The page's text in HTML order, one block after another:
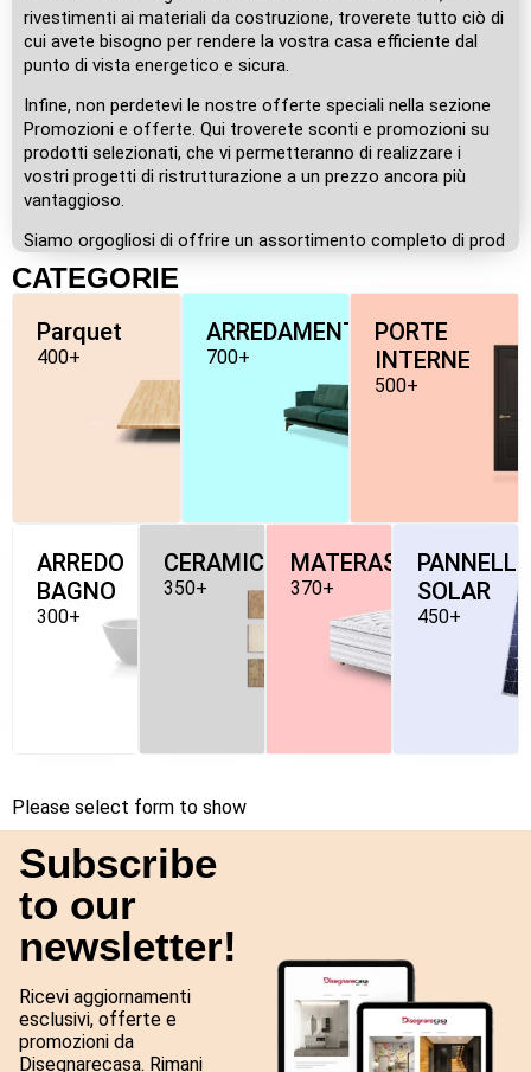
rivestimenti ai materiali da costruzione, troverete tutto ciò di
cui avete bisogno per rendere la vostra casa efficiente dal
punto di vista energetico e sicura.
Infine, non perdetevi le nostre offerte speciali nella sezione
Promozioni e offerte. Qui troverete sconti e promozioni su
prodotti selezionati, che vi permetteranno di realizzare i
vostri progetti di ristrutturazione a un prezzo ancora più
vantaggioso.
Siamo orgogliosi di offrire un assortimento completo di prod
CATEGORIE
Parquet
400+
ARREDAMENTO
700+
PORTE
INTERNE
500+
ARREDO
BAGNO
300+
CERAMICHE
350+
MATERASSI
370+
PANNELLI-
SOLAR
450+
Please select form to show
Subscribe
to our
newsletter!
Ricevi aggiornamenti
esclusivi, offerte e
promozioni da
Disegnarecasa. Rimani